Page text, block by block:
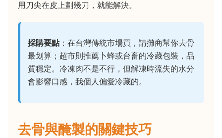
用刀尖在皮上劃幾刀，就能解決。
採購要點 ：在台灣傳統市場買，請攤商幫你去骨
最划算；超市則推薦卜蜂或台畜的冷藏包裝，品
質穩定。冷凍肉不是不行，但解凍時流失的水分
會影響口感，我個人偏愛冷藏的。
去骨與醃製的關鍵技巧